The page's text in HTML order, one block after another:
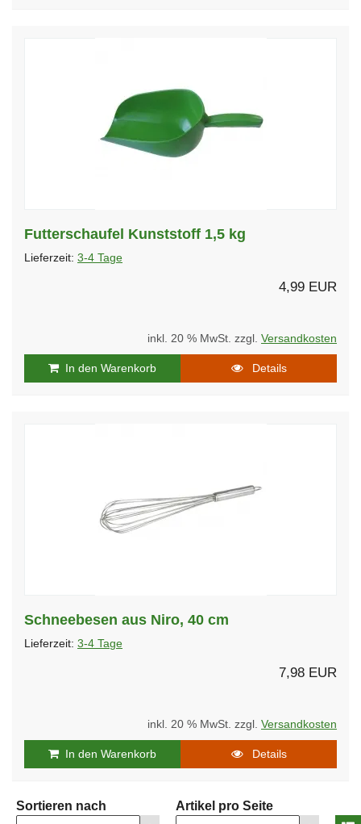
Futterschaufel Kunststoff 1,5 kg
Lieferzeit: 3-4 Tage
4,99 EUR
inkl. 20 % MwSt. zzgl. Versandkosten
In den Warenkorb Details
Schneebesen aus Niro, 40 cm
Lieferzeit: 3-4 Tage
7,98 EUR
inkl. 20 % MwSt. zzgl. Versandkosten
In den Warenkorb Details
Sortieren nach Artikel pro Seite